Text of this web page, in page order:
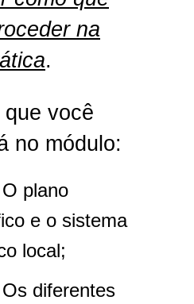
na
.
que você
no módulo:
plano
e o sistema
local;
diferentes